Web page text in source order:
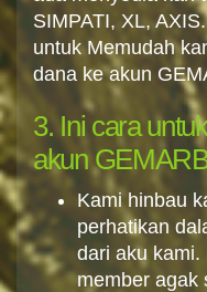
SIMPATI, XL,
untuk Memudah
dana ke akun
3. Ini cara
akun
Kami hinbau
perhatikan
dari aku kami.
member agak